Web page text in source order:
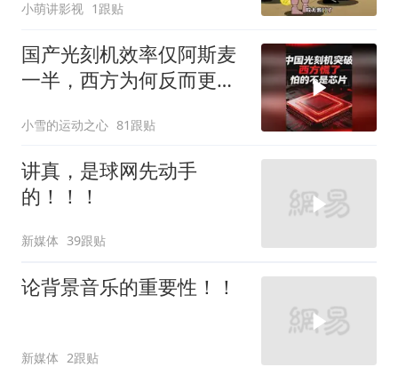
小萌讲影视 1跟贴
国产光刻机效率仅阿斯麦
一半，西方为何反而更
小雪的运动之心 81跟贴
讲真，是球网先动手
的！！！
新媒体 39跟贴
论背景音乐的重要性！！
新媒体 2跟贴